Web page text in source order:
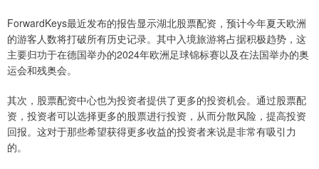
ForwardKeys最近发布的报告显示湖北股票配资，预计今年夏天欧洲
的游客人数将打破所有历史记录。其中入境旅游将占据积极趋势，这
主要归功于在德国举办的2024年欧洲足球锦标赛以及在法国举办的奥
运会和残奥会。
其次，股票配资中心也为投资者提供了更多的投资机会。通过股票配
资，投资者可以选择更多的股票进行投资，从而分散风险，提高投资
回报。这对于那些希望获得更多收益的投资者来说是非常有吸引力
的。